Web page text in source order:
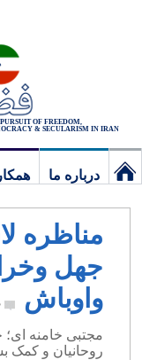
OF FREEDOM,
& SECULARISM IN IRAN
درباره ما
مناظره
جهل
واوباش
مجتبی خامنه
روحانیان و کمک